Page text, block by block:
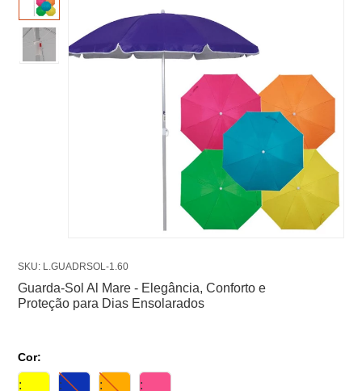
SKU: L.GUADRSOL-1.60
Guarda-Sol Al Mare - Elegância, Conforto e
Proteção para Dias Ensolarados
Cor: